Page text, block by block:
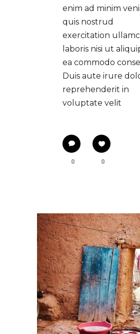
enim ad minim
quis nostrud
exercitation
laboris nisi ut
ea commodo
Duis aute irure
reprehenderit in
voluptate velit
0 0